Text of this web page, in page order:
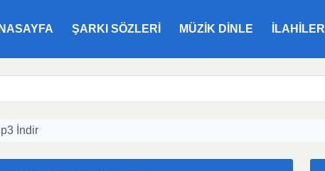
ŞARKI SÖZLERI MÜZIK DINLE ILAHILER
İndir